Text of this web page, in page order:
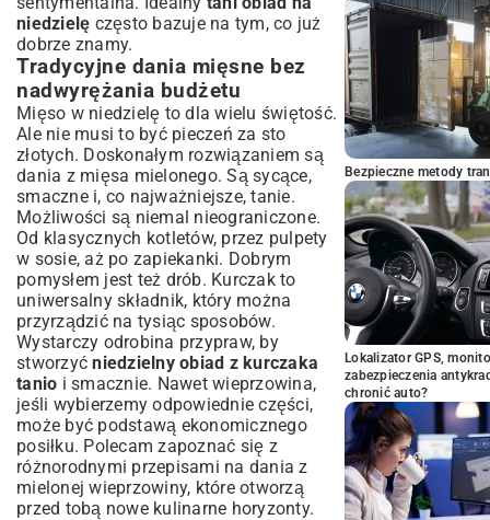
niedzielę często bazuje na tym, co już
dobrze znamy.
Tradycyjne dania mięsne bez
nadwyrężania budżetu
Mięso w niedzielę to dla wielu świętość.
Ale nie musi to być pieczeń za sto
złotych. Doskonałym rozwiązaniem są
dania z mięsa mielonego. Są sycące,
smaczne i, co najważniejsze, tanie.
Możliwości są niemal nieograniczone.
Od klasycznych kotletów, przez pulpety
w sosie, aż po zapiekanki. Dobrym
pomysłem jest też drób. Kurczak to
uniwersalny składnik, który można
przyrządzić na tysiąc sposobów.
Wystarczy odrobina przypraw, by
stworzyćniedzielny obiad z kurczaka
tanio i smacznie. Nawet wieprzowina,
jeśli wybierzemy odpowiednie części,
może być podstawą ekonomicznego
posiłku. Polecam zapoznać się z
różnorodnymi przepisami na dania z
mielonej wieprzowiny, które otworzą
przed tobą nowe kulinarne horyzonty.
Bezpieczne metody
Lokalizator GPS,
zabezpieczenia
chronić auto?